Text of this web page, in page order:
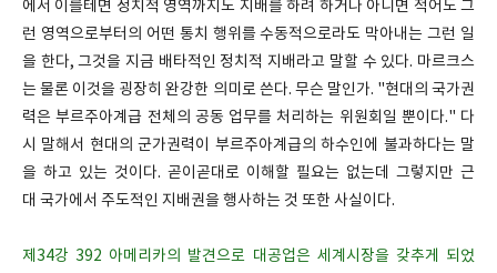
에서 이를테면 정치적 영역까지도 지배를 하려 하거나 아니면 적어도 그
런 영역으로부터의 어떤 통치 행위를 수동적으로라도 막아내는 그런 일
을 한다, 그것을 지금 배타적인 정치적 지배라고 말할 수 있다. 마르크스
는 물론 이것을 굉장히 완강한 의미로 쓴다. 무슨 말인가. "현대의 국가권
력은 부르주아계급 전체의 공동 업무를 처리하는 위원회일 뿐이다." 다
시 말해서 현대의 군가권력이 부르주아계급의 하수인에 불과하다는 말
을 하고 있는 것이다. 곧이곧대로 이해할 필요는 없는데 그렇지만 근
대 국가에서 주도적인 지배권을 행사하는 것 또한 사실이다.
제34강 392 아메리카의 발견으로 대공업은 세계시장을 갖추게 되었